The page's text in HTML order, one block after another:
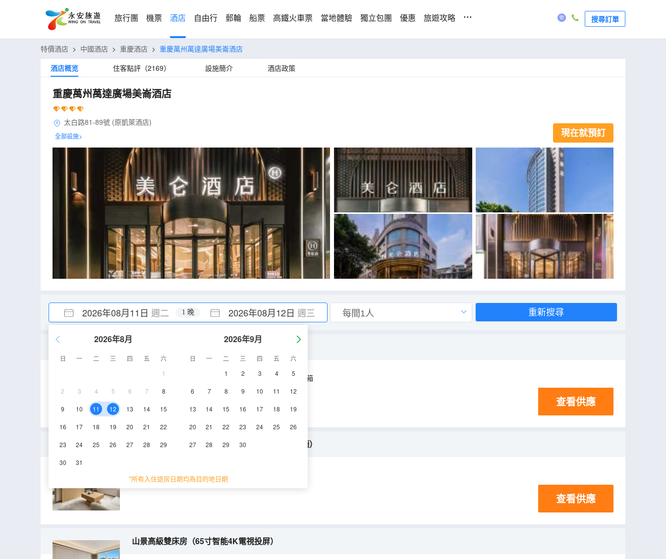
旅行團 機票 酒店 自由行 郵輪 船票 高鐵火車票 當地體驗 獨立包團 優惠 旅遊攻略 ... 搜尋訂單
特價酒店 > 中國酒店 > 重慶酒店 > 重慶萬州萬達廣場美崙酒店
酒店概览
住客點評（2169） 設施簡介 酒店政策
重慶萬州萬達廣場美崙酒店
太白路81-89號 (原凱萊酒店)
全部設施> 現在就預訂
2026年08月11日 週二 2026年08月12日 週三
1 晚
2026年8月
日 一 二 三 四 五
六
1
2 3 4 5 6 7 8
9 10 11 12 13 14 15
16 17 18 19 20 21 22
23 24 25 26 27 28 29
30 31
2026年9月
日 一 二 三 四 五
六
1
2 3 4 5
6 7 8 9 10 11 12
13 14 15 16 17 18 19
20 21 22 23 24 25 26
27 28 29 30
*所有入住退房日期均為目的地日期
重新搜尋
空調 電視機 冰箱
查看供應
兩室一廳·江景家庭連通套房（2張特大床+獨立客廳）
90㎡ 20層
查看供應
山景高級雙床房（65寸智能4K電視投屏）